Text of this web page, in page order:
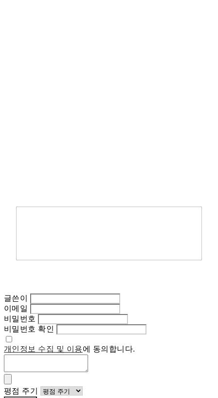
글쓴이
이메일
비밀번호
비밀번호 확인
개인정보 수집 및 이용에 동의합니다.
평점 주기